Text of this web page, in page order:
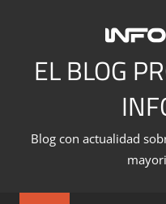
contenidoEL BLOG
Blog con actualidad